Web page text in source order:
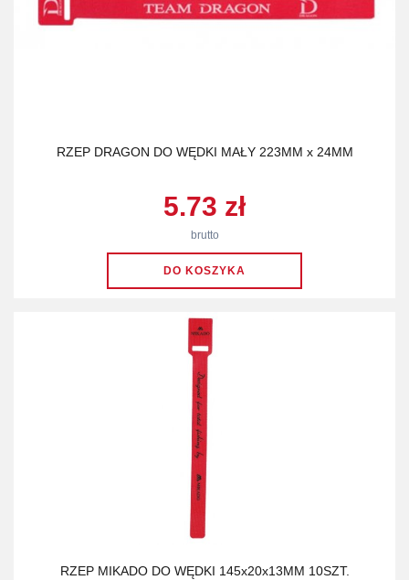
RZEP DRAGON DO WĘDKI MAŁY 223MM x 24MM
5.73 zł
brutto
RZEP MIKADO DO WĘDKI 145x20x13MM 10SZT.